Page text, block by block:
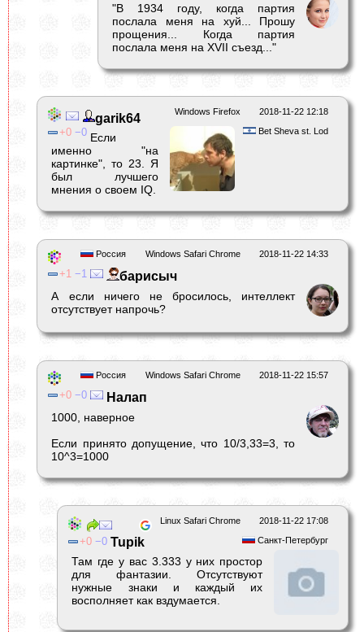
"В 1934 году, когда партия
послала меня на хуй... Прошу
прощения... Когда партия
послала меня на XVII съезд..."
2018-11-22 12:18
Windows Firefox
Bet Sheva st. Lod
0 0
garik64
Если
именно "на
картинке", то 23. Я
был лучшего
мнения о своем IQ.
2018-11-22 14:33
Windows Safari Chrome
Россия
1 1 барисыч
А если ничего не бросилось, интеллект
отсутствует напрочь?
2018-11-22 15:57
Windows Safari Chrome
Россия
0 0 Налап
1000, наверное
Если принято допущение, что 10/3,33=3, то
10^3=1000
2018-11-22 17:08
Linux Safari Chrome
Санкт-Петербург
0 0 Tupik
Там где у вас 3.333 у них простор
для фантазии. Отсутствуют
нужные знаки и каждый их
восполняет как вздумается.